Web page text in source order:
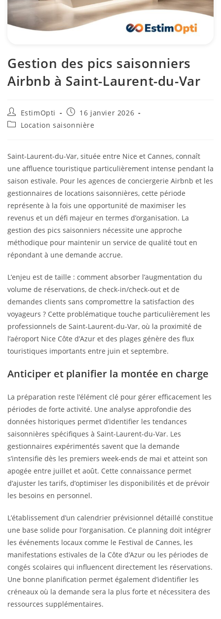
Gestion des pics saisonniers
Airbnb à Saint-Laurent-du-Var
EstimOpti
16 janvier 2026
Location saisonnière
Saint-Laurent-du-Var, située entre Nice et Cannes, connaît
une affluence touristique particulièrement intense pendant la
saison estivale. Pour les agences de conciergerie Airbnb et les
gestionnaires de locations saisonnières, cette période
représente à la fois une opportunité de maximiser les
revenus et un défi majeur en termes d’organisation. La
gestion des pics saisonniers nécessite une approche
méthodique pour maintenir un service de qualité tout en
répondant à une demande accrue.
L’enjeu est de taille : comment absorber l’augmentation du
volume de réservations, de check-in/check-out et de
demandes clients sans compromettre la satisfaction des
voyageurs ? Cette problématique touche particulièrement les
professionnels de Saint-Laurent-du-Var, où la proximité de
l’aéroport Nice Côte d’Azur et des plages génère des flux
touristiques importants entre juin et septembre.
Anticiper et planifier la montée en charge
La préparation reste l’élément clé pour gérer efficacement les
périodes de forte activité. Une analyse approfondie des
données historiques permet d’identifier les tendances
saisonnières spécifiques à Saint-Laurent-du-Var. Les
gestionnaires expérimentés savent que la demande
s’intensifie dès les premiers week-ends de mai et atteint son
apogée entre juillet et août. Cette connaissance permet
d’ajuster les tarifs, d’optimiser les disponibilités et de prévoir
les besoins en personnel.
L’établissement d’un calendrier prévisionnel détaillé constitue
une base solide pour l’organisation. Ce planning doit intégrer
les événements locaux comme le Festival de Cannes, les
manifestations estivales de la Côte d’Azur ou les périodes de
congés scolaires qui influencent directement les réservations.
Une bonne planification permet également d’identifier les
créneaux où la demande sera la plus forte et nécessitera des
ressources supplémentaires.